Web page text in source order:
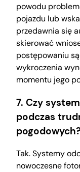
powodu
pojazdu lub
przedawnia się
skierować
postępowaniu
wykroczenia
momentu jego
7. Czy
podczas
Tak. Systemy
nowoczesne